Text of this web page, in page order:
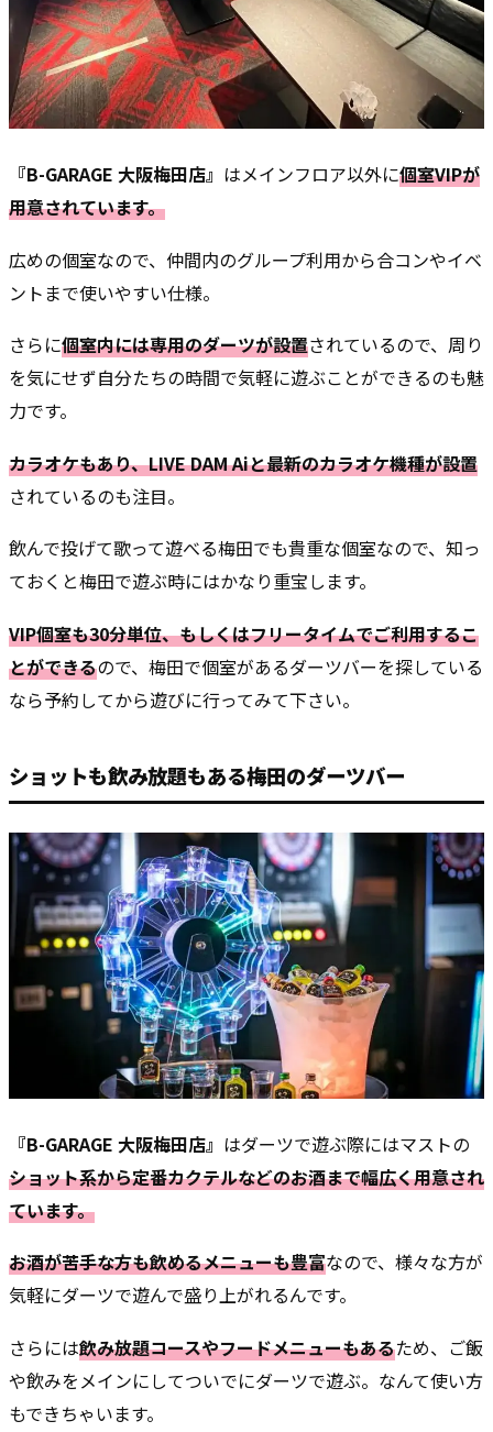
『B-GARAGE 大阪梅田店』 はメインフロア以外に個室VIPが
用意されています。
広めの個室なので、仲間内のグループ利用から合コンやイベ
ントまで使いやすい仕様。
さらに個室内には専用のダーツが設置されているので、周り
を気にせず自分たちの時間で気軽に遊ぶことができるのも魅
力です。
カラオケもあり、LIVE DAM Aiと最新のカラオケ機種が設置
されているのも注目。
飲んで投げて歌って遊べる梅田でも貴重な個室なので、知っ
ておくと梅田で遊ぶ時にはかなり重宝します。
VIP個室も30分単位、もしくはフリータイムでご利用するこ
とができるので、梅田で個室があるダーツバーを探している
なら予約してから遊びに行ってみて下さい。
ショットも飲み放題もある梅田のダーツバー
『B-GARAGE 大阪梅田店』 はダーツで遊ぶ際にはマストの
ショット系から定番カクテルなどのお酒まで幅広く用意され
ています。
お酒が苦手な方も飲めるメニューも豊富なので、様々な方が
気軽にダーツで遊んで盛り上がれるんです。
さらには飲み放題コースやフードメニューもあるため、ご飯
や飲みをメインにしてついでにダーツで遊ぶ。なんて使い方
もできちゃいます。